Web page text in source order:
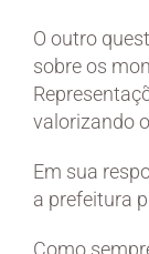
O outro
sobre os
valorizando
Em sua
a prefeitura
Como